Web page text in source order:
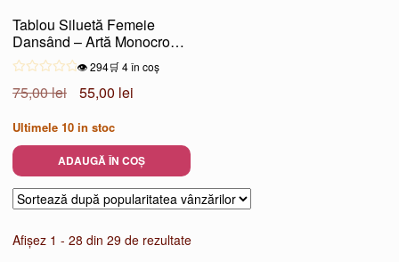
Tablou Siluetă Femeie
Dansând – Artă Monocromă
Elegantă 👁️ 294🛒 4 în coș
75,00lei
Prețul
a
fost:
75,00 lei.
55,00 leiPrețul
55,00 lei.
Ultimele 10 in stoc
ADAUGĂ ÎN COȘ
Afișez 1 - 28 din 29 de rezultateSortat